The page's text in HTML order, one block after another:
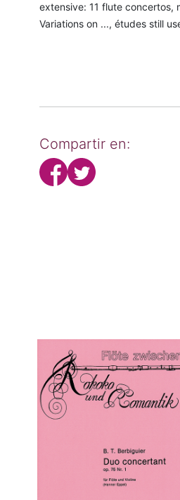
extensive: 11 flute
Variations on ..., études still
Compartir en: